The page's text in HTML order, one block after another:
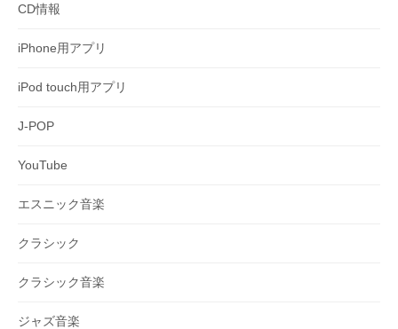
CD情報
iPhone用アプリ
iPod touch用アプリ
J-POP
YouTube
エスニック音楽
クラシック
クラシック音楽
ジャズ音楽